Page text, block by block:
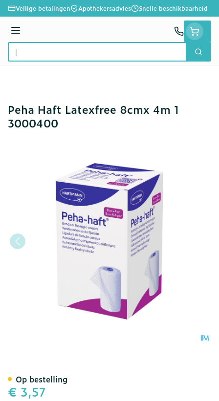
Ga naar de inhoud
Veilige betalingen Apothekersadvies Snelle beschikbaarheid
Menu
Product, merk, categorie...
Zoek
Peha Haft Latexfree 8cmx 4m 1
3000400
€ 3,57
Op bestelling